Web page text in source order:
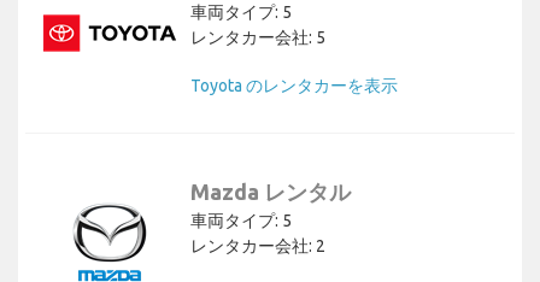
車両タイプ: 5
レンタカー会社: 5
Toyota のレンタカーを表示
Mazda レンタル
車両タイプ: 5
レンタカー会社: 2